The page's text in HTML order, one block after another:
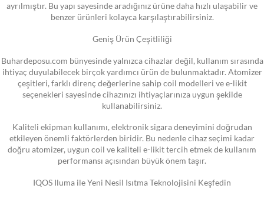
ayrılmıştır. Bu yapı sayesinde aradığınız ürüne daha hızlı ulaşabilir ve
benzer ürünleri kolayca karşılaştırabilirsiniz.
Geniş Ürün Çeşitliliği
Buhardeposu.com bünyesinde yalnızca cihazlar değil, kullanım sırasında
ihtiyaç duyulabilecek birçok yardımcı ürün de bulunmaktadır. Atomizer
çeşitleri, farklı direnç değerlerine sahip coil modelleri ve e-likit
seçenekleri sayesinde cihazınızı ihtiyaçlarınıza uygun şekilde
kullanabilirsiniz.
Kaliteli ekipman kullanımı, elektronik sigara deneyimini doğrudan
etkileyen önemli faktörlerden biridir. Bu nedenle cihaz seçimi kadar
doğru atomizer, uygun coil ve kaliteli e-likit tercih etmek de kullanım
performansı açısından büyük önem taşır.
IQOS Iluma ile Yeni Nesil Isıtma Teknolojisini Keşfedin